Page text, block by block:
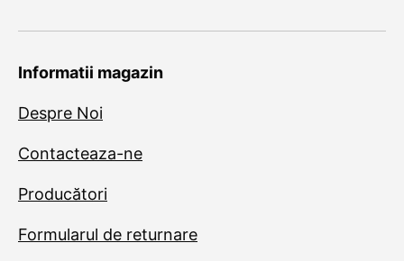
Informatii magazin
Despre Noi
Contacteaza-ne
Producători
Formularul de returnare